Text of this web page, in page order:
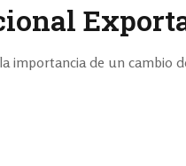
importancia de un cambio